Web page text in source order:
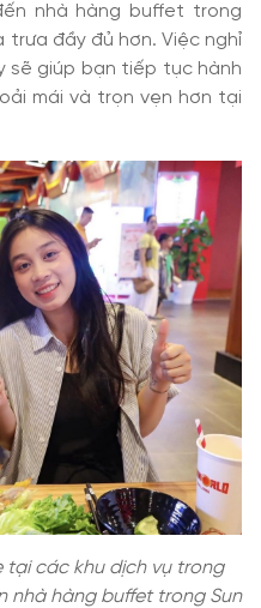
nhà hàng buffet trong
trưa đầy đủ hơn. Việc nghỉ
sẽ giúp bạn tiếp tục hành
mái và trọn vẹn hơn tại
tại các khu dịch vụ trong
nhà hàng buffet trong Sun